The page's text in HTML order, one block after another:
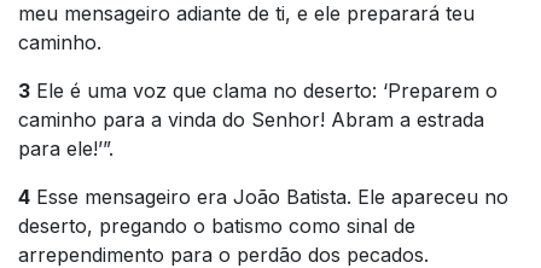
meu mensageiro adiante de ti, e ele preparará teu
caminho.
3 Ele é uma voz que clama no deserto: ‘Preparem o
caminho para a vinda do Senhor! Abram a estrada
para ele!’”.
4 Esse mensageiro era João Batista. Ele apareceu no
deserto, pregando o batismo como sinal de
arrependimento para o perdão dos pecados.